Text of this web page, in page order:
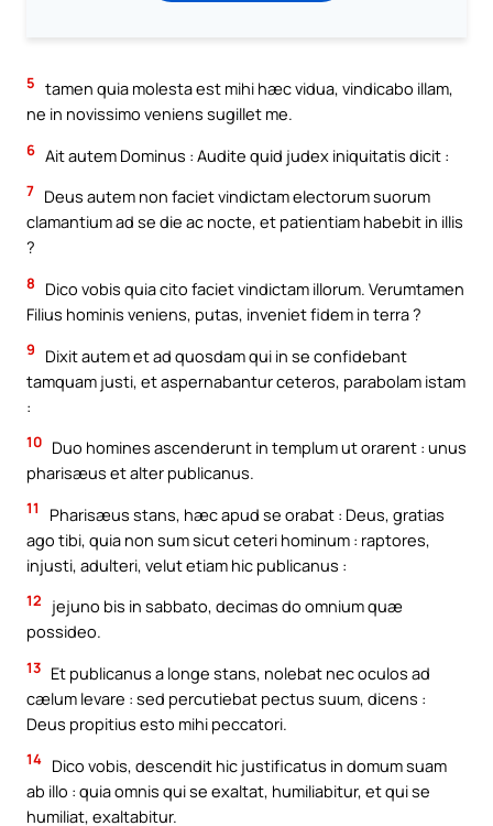
5 tamen quia molesta est mihi hæc vidua, vindicabo illam,
ne in novissimo veniens sugillet me.
6 Ait autem Dominus : Audite quid judex iniquitatis dicit :
7 Deus autem non faciet vindictam electorum suorum
clamantium ad se die ac nocte, et patientiam habebit in illis
?
8
Dico vobis quia cito faciet vindictam illorum. Verumtamen
Filius hominis veniens, putas, inveniet fidem in terra ?
9
Dixit autem et ad quosdam qui in se confidebant
tamquam justi, et aspernabantur ceteros, parabolam istam
:
10 Duo homines ascenderunt in templum ut orarent : unus
pharisæus et alter publicanus.
11
Pharisæus stans, hæc apud se orabat : Deus, gratias
ago tibi, quia non sum sicut ceteri hominum : raptores,
injusti, adulteri, velut etiam hic publicanus :
12
jejuno bis in sabbato, decimas do omnium quæ
possideo.
13 Et publicanus a longe stans, nolebat nec oculos ad
cælum levare : sed percutiebat pectus suum, dicens :
Deus propitius esto mihi peccatori.
14 Dico vobis, descendit hic justificatus in domum suam
ab illo : quia omnis qui se exaltat, humiliabitur, et qui se
humiliat, exaltabitur.